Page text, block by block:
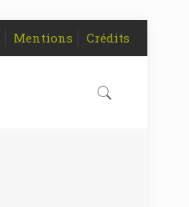
Mentions Crédits